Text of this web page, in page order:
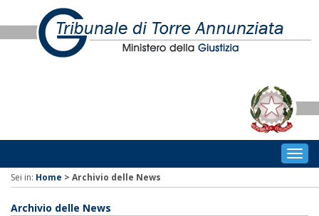
Sei in: Home > Archivio delle News
Archivio delle News